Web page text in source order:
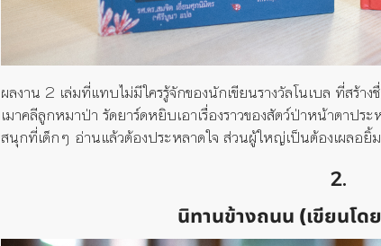
ผลงาน 2 เล่มที่แทบไม่มีใครรู้จักของนักเขียนรางวัลโนเบล ที่สร้าง
เมาคลีลูกหมาป่า รัดยาร์ดหยิบเอาเรื่องราวของสัตว์ป่าหน้าตาประ
สนุกที่เด็กๆ อ่านแล้วต้องประหลาดใจ ส่วนผู้ใหญ่เป็นต้องเผลอ
2.
นิทานข้างถนน (เขียนโด